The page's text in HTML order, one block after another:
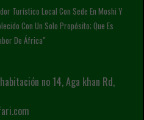
Turístico Local Con Sede En Moshi Y
Con Un Solo Propósito; Que Es
De África"
no 14, Aga khan Rd,